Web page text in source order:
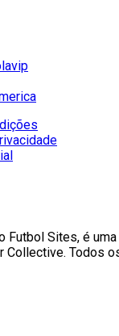
Futbol Sites, é
Collective. Todos